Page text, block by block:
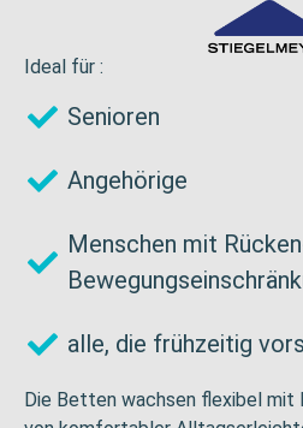
Ideal für :
Senioren
Angehörige
Menschen mit
alle, die frühzeitig
Die Betten wachsen flexibel mit